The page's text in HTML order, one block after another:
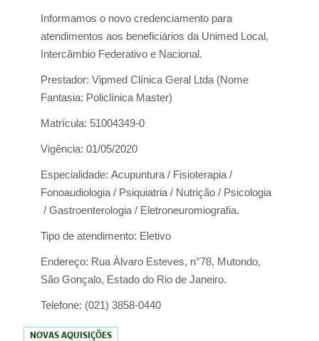
Informamos o novo credenciamento para
atendimentos aos beneficiários da Unimed Local,
Intercâmbio Federativo e Nacional.
Prestador: Vipmed Clínica Geral Ltda (Nome
Fantasia: Policlínica Master)
Matrícula: 51004349-0
Vigência: 01/05/2020
Especialidade: Acupuntura / Fisioterapia /
Fonoaudiologia / Psiquiatria / Nutrição / Psicologia
/ Gastroenterologia / Eletroneuromiografia.
Tipo de atendimento: Eletivo
Endereço: Rua Àlvaro Esteves, n°78, Mutondo,
São Gonçalo, Estado do Rio de Janeiro.
Telefone: (021) 3858-0440
NOVAS AQUISIÇÕES